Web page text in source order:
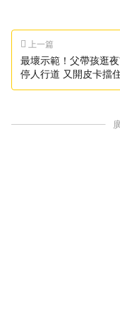
上一篇
最壞示範！父帶孩逛
停人行道 又開皮卡擋